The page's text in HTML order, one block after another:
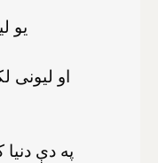
يو
او ليونى
په دې